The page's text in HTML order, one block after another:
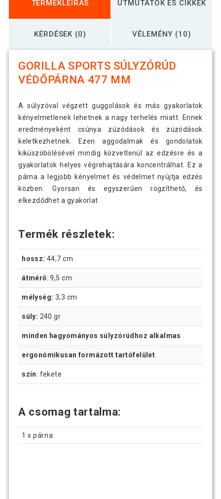
TERMÉKLEÍRÁS ÚTMUTATÓK ÉS CIKKEK
KÉRDÉSEK (0) VÉLEMÉNY (10)
GORILLA SPORTS SÚLYZÓRÚD
VÉDŐPÁRNA 477 MM
A súlyzóval végzett guggolások és más gyakorlatok
kényelmetlenek lehetnek a nagy terhelés miatt. Ennek
eredményeként csúnya zúzódások és zúzódások
keletkezhetnek. Ezen aggodalmak és gondolatok
kiküszöbölésével mindig közvetlenül az edzésre és a
gyakorlatok helyes végrehajtására koncentrálhat. Ez a
párna a legjobb kényelmet és védelmet nyújtja edzés
közben. Gyorsan és egyszerűen rögzíthető, és
elkezdődhet a gyakorlat.
Termék részletek:
hossz: 44,7 cm
átmérő: 9,5 cm
mélység: 3,3 cm
súly: 240 gr
minden hagyományos súlyzórúdhoz alkalmas
ergonómikusan formázott tartófelület
szín: fekete
A csomag tartalma:
1 x párna